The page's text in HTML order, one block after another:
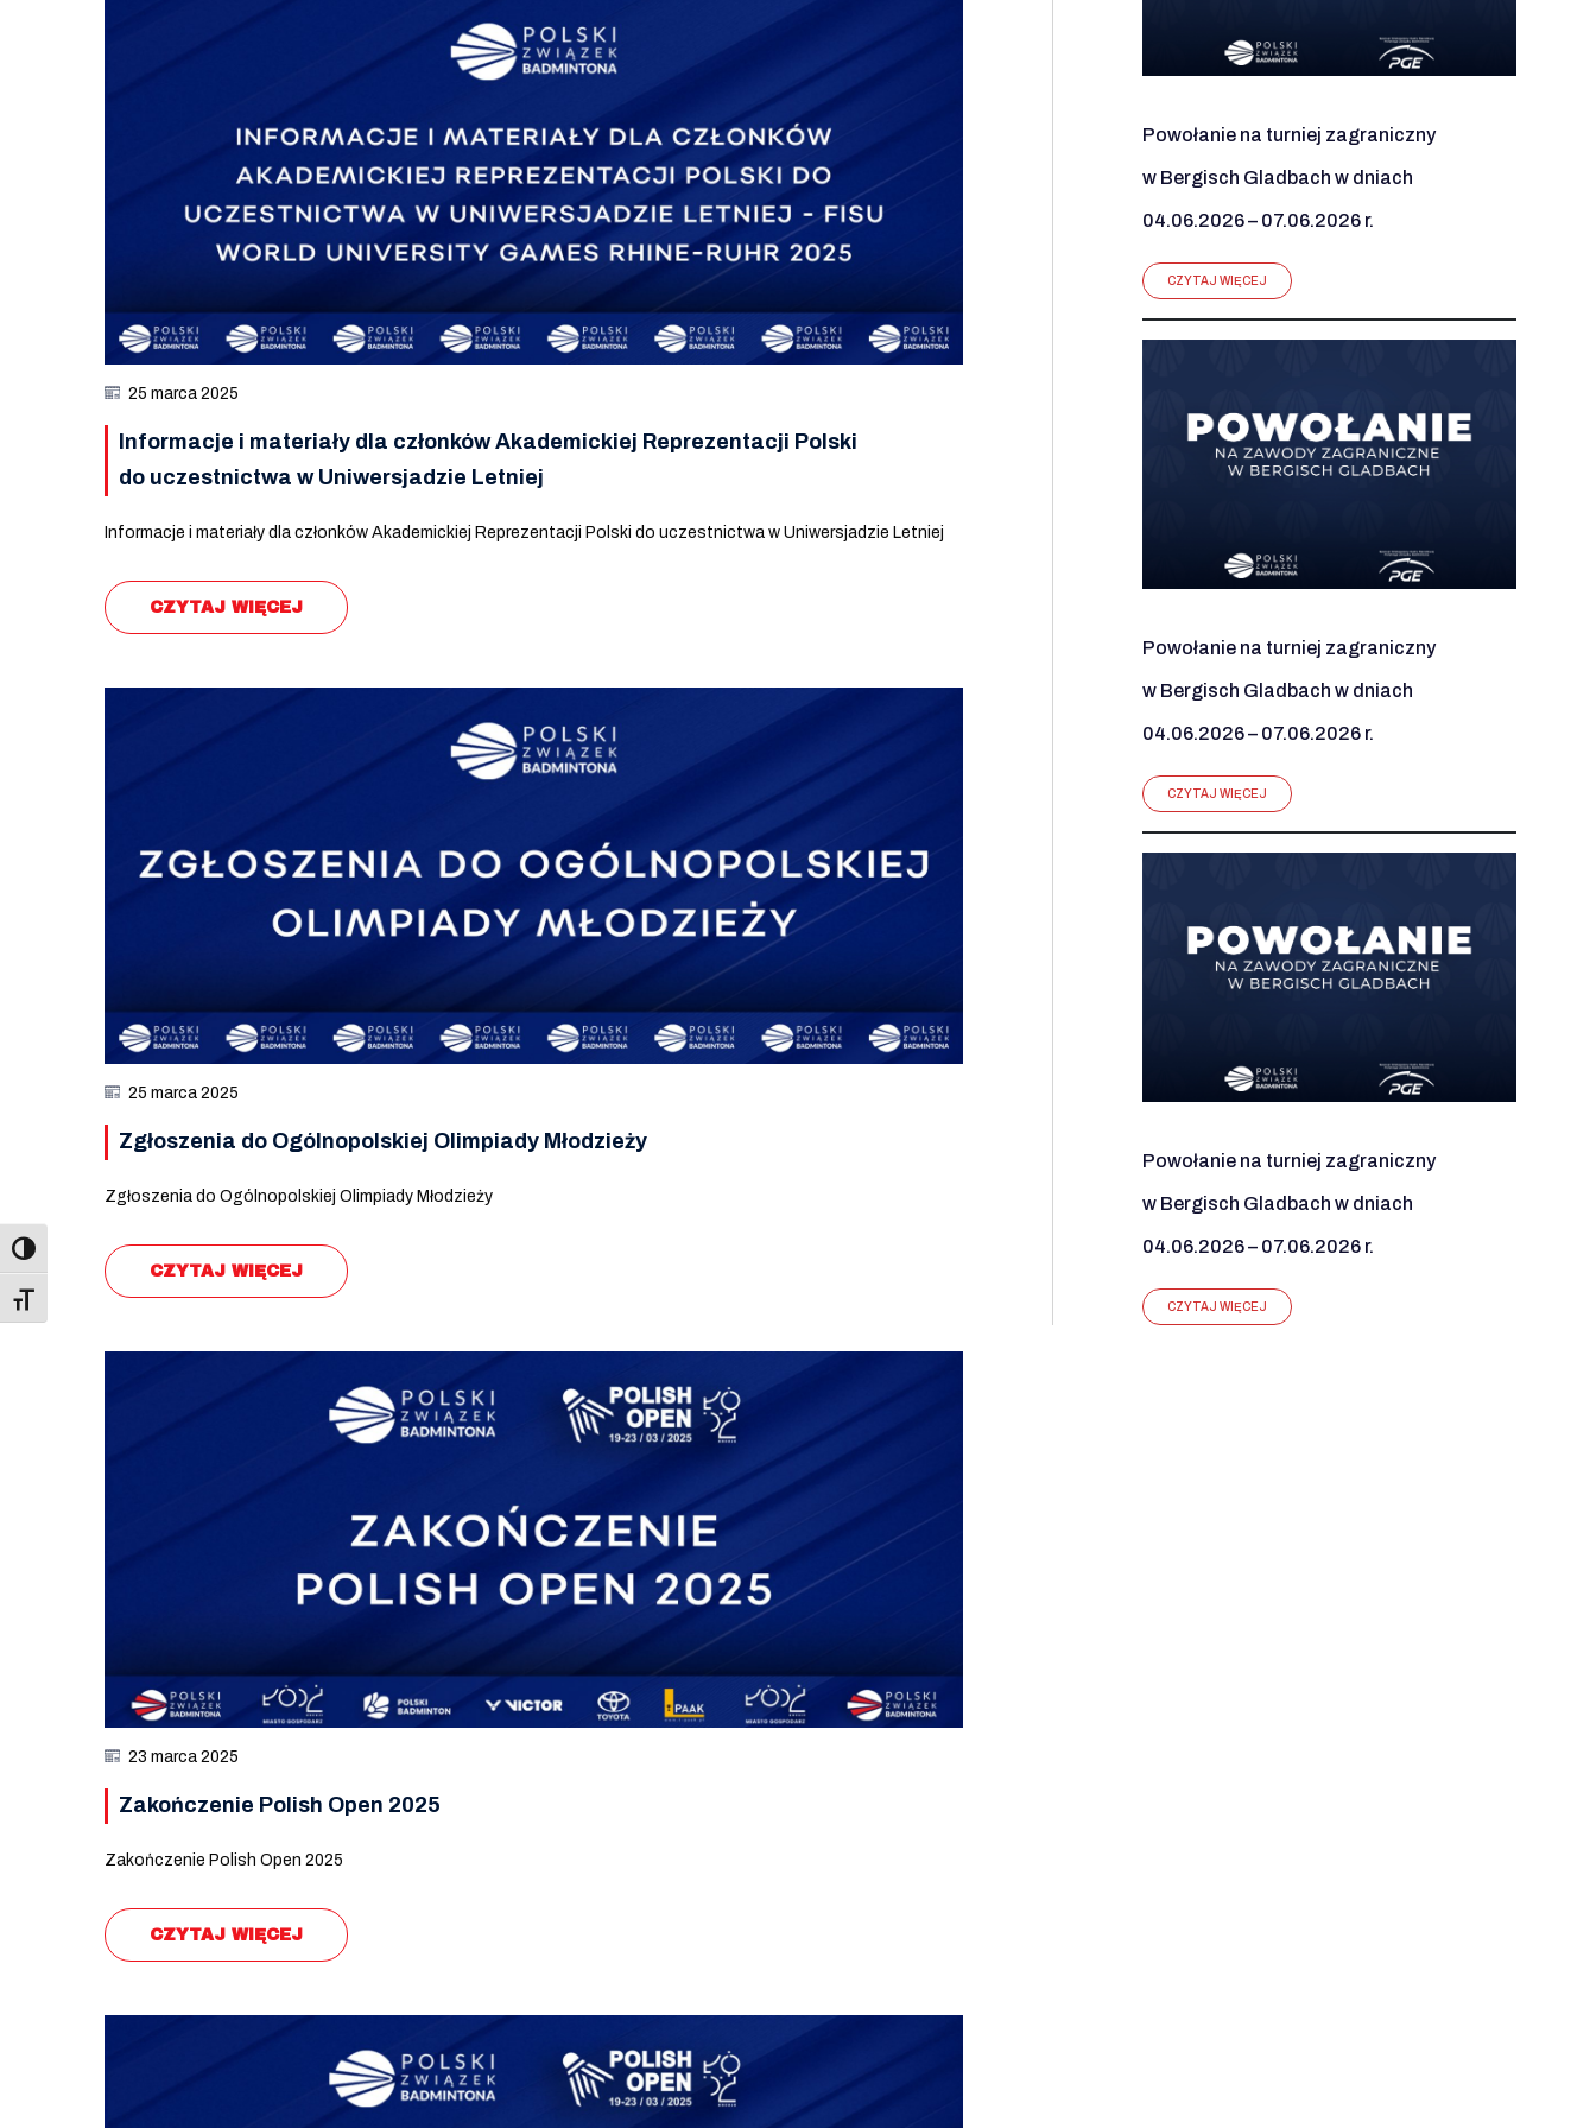
Toggle Font size
25 marca 2025
Informacje i materiały dla członków Akademickiej Reprezentacji Polski
do uczestnictwa w Uniwersjadzie Letniej
Informacje i materiały dla członków Akademickiej Reprezentacji Polski do uczestnictwa w Uniwersjadzie Letniej
CZYTAJ WIĘCEJ
25 marca 2025
Zgłoszenia do Ogólnopolskiej Olimpiady Młodzieży
Zgłoszenia do Ogólnopolskiej Olimpiady Młodzieży
CZYTAJ WIĘCEJ
23 marca 2025
Zakończenie Polish Open 2025
Zakończenie Polish Open 2025
CZYTAJ WIĘCEJ
Powołanie na turniej zagraniczny
w Bergisch Gladbach w dniach
04.06.2026 – 07.06.2026 r.
CZYTAJ WIĘCEJ
Powołanie na turniej zagraniczny
w Bergisch Gladbach w dniach
04.06.2026 – 07.06.2026 r.
CZYTAJ WIĘCEJ
Powołanie na turniej zagraniczny
w Bergisch Gladbach w dniach
04.06.2026 – 07.06.2026 r.
CZYTAJ WIĘCEJ